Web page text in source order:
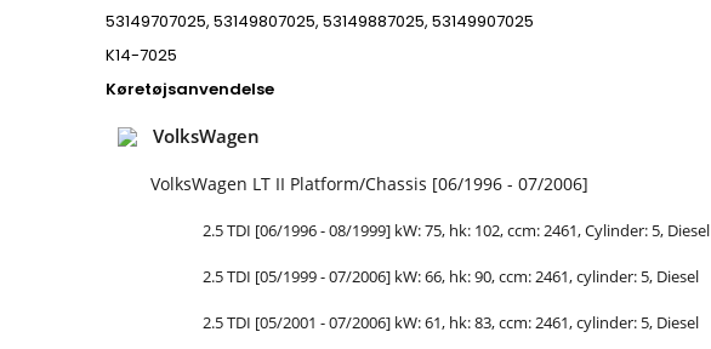
53149707025, 53149807025, 53149887025, 53149907025
K14-7025
Køretøjsanvendelse
VolksWagen
VolksWagen LT II Platform/Chassis [06/1996 - 07/2006]
2.5 TDI [06/1996 - 08/1999] kW: 75, hk: 102, ccm: 2461, Cylinder: 5, Diesel
2.5 TDI [05/1999 - 07/2006] kW: 66, hk: 90, ccm: 2461, cylinder: 5, Diesel
2.5 TDI [05/2001 - 07/2006] kW: 61, hk: 83, ccm: 2461, cylinder: 5, Diesel